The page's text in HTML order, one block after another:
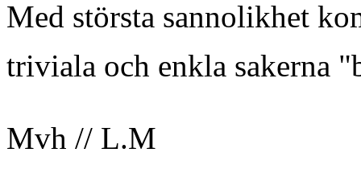
Med största sannolikhet
triviala och enkla sakerna
Mvh // L.M